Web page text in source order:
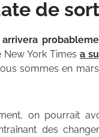
de
York Times a
sommes en
on pourrait
des